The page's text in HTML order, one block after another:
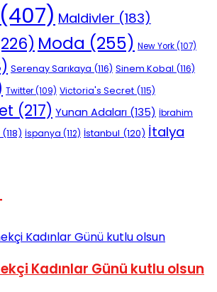
(407) Maldivler (183)
Moda (255) New York(107)
Serenay Sarıkaya (116) Sinem Kobal (116)
Twitter(109) Victoria's Secret (115)
(217) Yunan Adaları (135) İbrahim
(118) İspanya (112) İstanbul (120) İtalya
Kadınlar Günü kutlu olsun